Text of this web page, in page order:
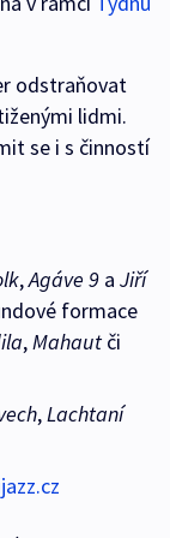
odstraňovat
lidmi.
se i s činností
,Agáve 9 a Jiří
formace
, Mahaut či
, Lachtaní